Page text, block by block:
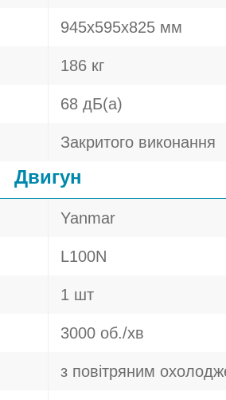
945х595х825 мм
186 кг
68 дБ(а)
Закритого виконання
Двигун
Yanmar
L100N
1 шт
3000 об./хв
з повітряним